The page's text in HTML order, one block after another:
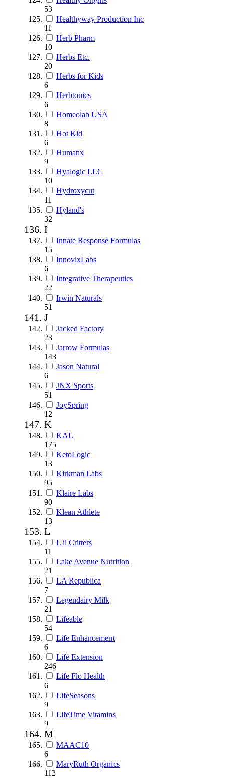
53
Healthyway Production Inc
11
Herb Pharm
10
Herbs Etc.
20
Herbs for Kids
6
Herbtonics
6
Homeolab USA
8
Hot Kid
6
Humanx
9
Hyalogic LLC
10
Hydroxycut
11
Hyland's
32
I
Innate Response Formulas
15
InnovixLabs
6
Integrative Therapeutics
22
Irwin Naturals
51
J
Jacked Factory
23
Jarrow Formulas
143
Jason Natural
6
JNX Sports
51
JoySpring
12
K
KAL
175
KetoLogic
13
Kirkman Labs
95
Klaire Labs
90
Klean Athlete
13
L
L'il Critters
11
Lake Avenue Nutrition
21
LA Republica
7
Legendairy Milk
21
Lifeable
54
Life Enhancement
6
Life Extension
246
Life Flo Health
6
LifeSeasons
9
LifeTime Vitamins
9
M
MAAC10
6
MaryRuth Organics
112